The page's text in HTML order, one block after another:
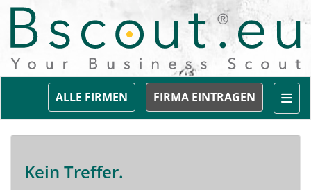
FIRMA EINTRAGEN
ALLE FIRMEN
Kein Treffer.